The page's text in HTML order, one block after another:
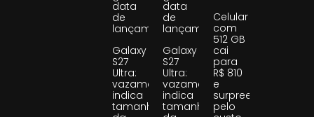
data
de
lançamento
Galaxy
S27
Ultra:
vazamento
indica
tamanho
data
de
lançamento
Galaxy
S27
Ultra:
vazamento
indica
tamanho
Celular
com
512 GB
cai
para
R$ 810
e
surpreende
pelo